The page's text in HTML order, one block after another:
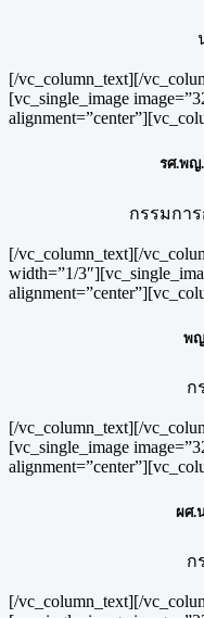
[/vc_column_text][/
[vc_single_image
รศ.พญ
กรรมกา
[/vc_column_text][/
width=”1/
พ
ก
[/vc_column_text][/
[vc_single_image
ผศ.
ก
[/vc_column_text][/